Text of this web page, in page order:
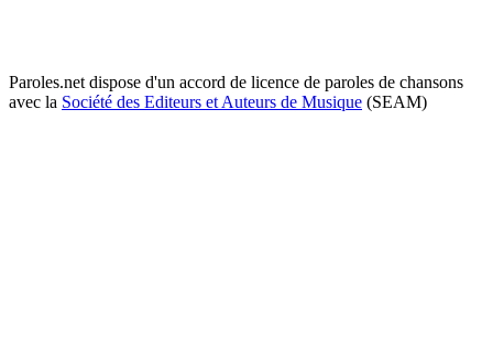
Paroles.net dispose d'un accord de licence de paroles de chansons
avec la Société des Editeurs et Auteurs de Musique (SEAM)